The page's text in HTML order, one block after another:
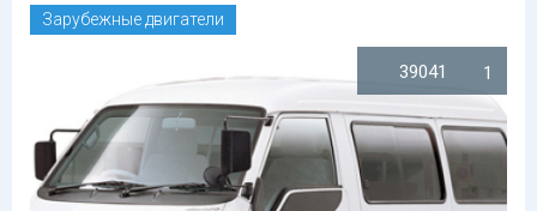
1
39041
Зарубежные двигатели